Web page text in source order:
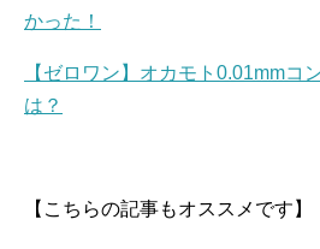
かった！
【ゼロワン】オカモト0.01mmコ
は？
【こちらの記事もオススメです】